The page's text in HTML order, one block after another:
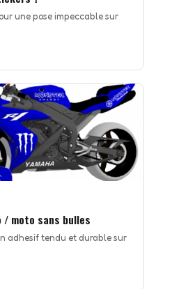
une pose impeccable sur
moto sans bulles
adhesif tendu et durable sur